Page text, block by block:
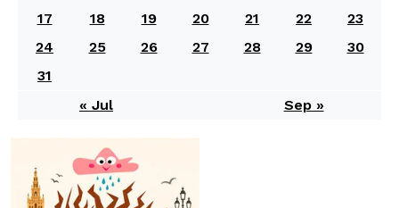
17
18 19 20 21 22
23
24
25 26 27 28 29
30
31
« Jul
Sep »